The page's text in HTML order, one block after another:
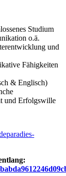
Studium
o.ä.
und
Fähigkeiten
& Englisch)
und Erfolgswille